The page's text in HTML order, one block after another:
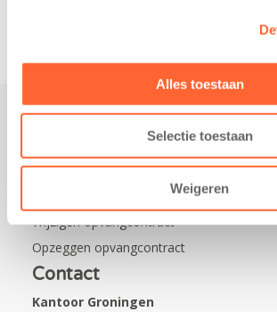
Alles toestaan
Selectie toestaan
Weigeren
Werken bij Kids First
Wijzigen opvangcontract
Opzeggen opvangcontract
Contact
Kantoor Groningen